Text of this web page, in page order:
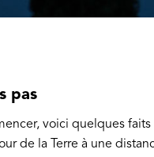
pas
voici quelques
de la Terre à une